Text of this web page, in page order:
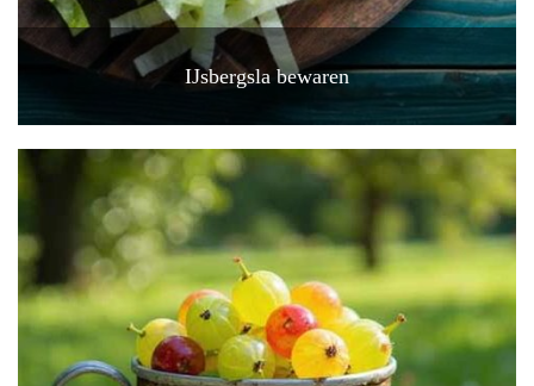
IJsbergsla bewaren